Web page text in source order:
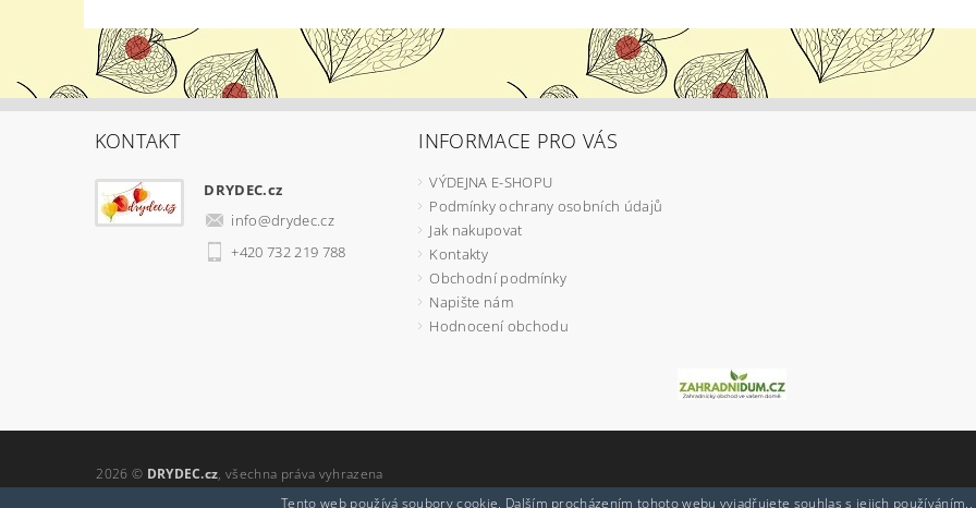
KONTAKT
DRYDEC.cz
info@drydec.cz
+420 732 219 788
INFORMACE PRO VÁS
VÝDEJNA E-SHOPU
Podmínky ochrany osobních údajů
Jak nakupovat
Kontakty
Obchodní podmínky
Napište nám
Hodnocení obchodu
2026 © DRYDEC.cz, všechna práva vyhrazena
Tento web používá soubory cookie. Dalším procházením tohoto webu vyjadřujete souhlas s jejich